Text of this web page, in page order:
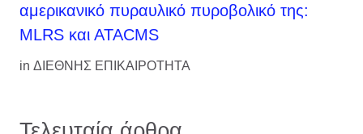
αμερικανικό πυραυλικό πυροβολικό της:
MLRS και ΑΤΑCMS
in ΔΙΕΘΝΗΣ ΕΠΙΚΑΙΡΟΤΗΤΑ